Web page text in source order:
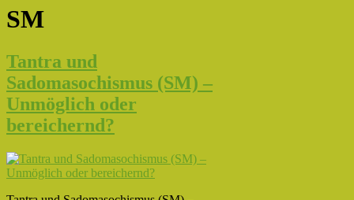
SM
Tantra und
Sadomasochismus (SM) –
Unmöglich oder
bereichernd?